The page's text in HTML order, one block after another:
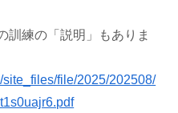
練の「説明」もありま
site_files/file/2025/202508/